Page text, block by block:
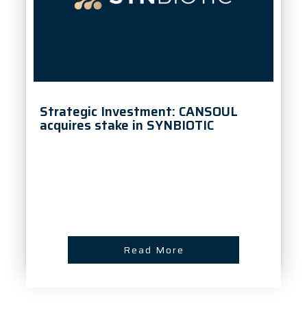
Strategic Investment: CANSOUL
acquires stake in SYNBIOTIC
Read More